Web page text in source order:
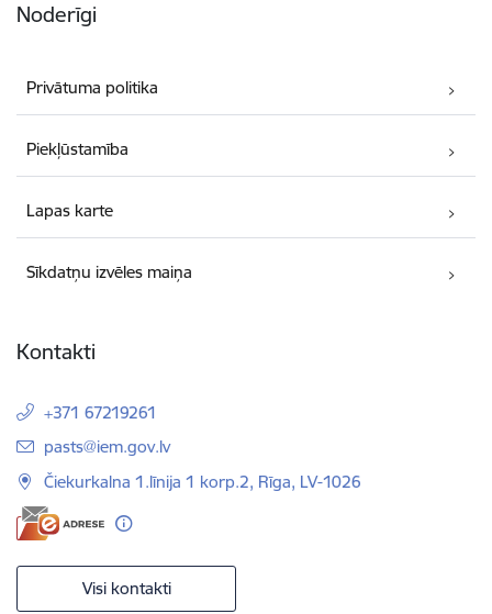
Noderīgi
Privātuma politika
Piekļūstamība
Lapas karte
Sīkdatņu izvēles maiņa
Kontakti
+371 67219261
E-pasts:
pasts@iem.gov.lv
Čiekurkalna 1.līnija 1 korp.2, Rīga, LV-1026
Visi kontakti